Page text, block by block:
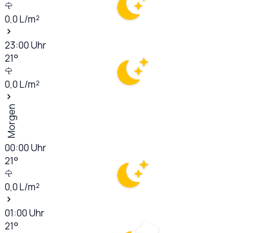
0,0L/m²
23:00Uhr
21°
0,0L/m²
Morgen
00:00Uhr
21°
0,0L/m²
01:00Uhr
21°